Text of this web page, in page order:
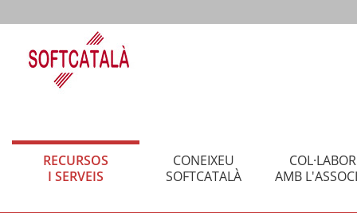
RECURSOS
I SERVEIS
CONEIXEU
SOFTCATALÀ
AMB